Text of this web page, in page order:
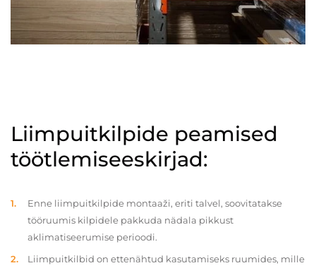
Liimpuitkilpide peamised
töötlemiseeskirjad:
Enne liimpuitkilpide montaaži, eriti talvel, soovitatakse
tööruumis kilpidele pakkuda nädala pikkust
aklimatiseerumise perioodi.
Liimpuitkilbid on ettenähtud kasutamiseks ruumides, mille